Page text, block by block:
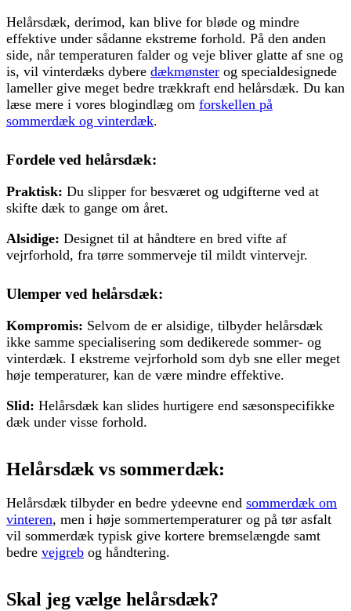
Helårsdæk, derimod, kan blive for bløde og mindre
effektive under sådanne ekstreme forhold. På den anden
side, når temperaturen falder og veje bliver glatte af sne og
is, vil vinterdæks dybere dækmønster og specialdesignede
lameller give meget bedre trækkraft end helårsdæk. Du kan
læse mere i vores blogindlæg om forskellen på
sommerdæk og vinterdæk.
Fordele ved helårsdæk:
Praktisk: Du slipper for besværet og udgifterne ved at
skifte dæk to gange om året.
Alsidige: Designet til at håndtere en bred vifte af
vejrforhold, fra tørre sommerveje til mildt vintervejr.
Ulemper ved helårsdæk:
Kompromis: Selvom de er alsidige, tilbyder helårsdæk
ikke samme specialisering som dedikerede sommer- og
vinterdæk. I ekstreme vejrforhold som dyb sne eller meget
høje temperaturer, kan de være mindre effektive.
Slid: Helårsdæk kan slides hurtigere end sæsonspecifikke
dæk under visse forhold.
Helårsdæk vs sommerdæk:
Helårsdæk tilbyder en bedre ydeevne end sommerdæk om
vinteren, men i høje sommertemperaturer og på tør asfalt
vil sommerdæk typisk give kortere bremselængde samt
bedre vejgreb og håndtering.
Skal jeg vælge helårsdæk?